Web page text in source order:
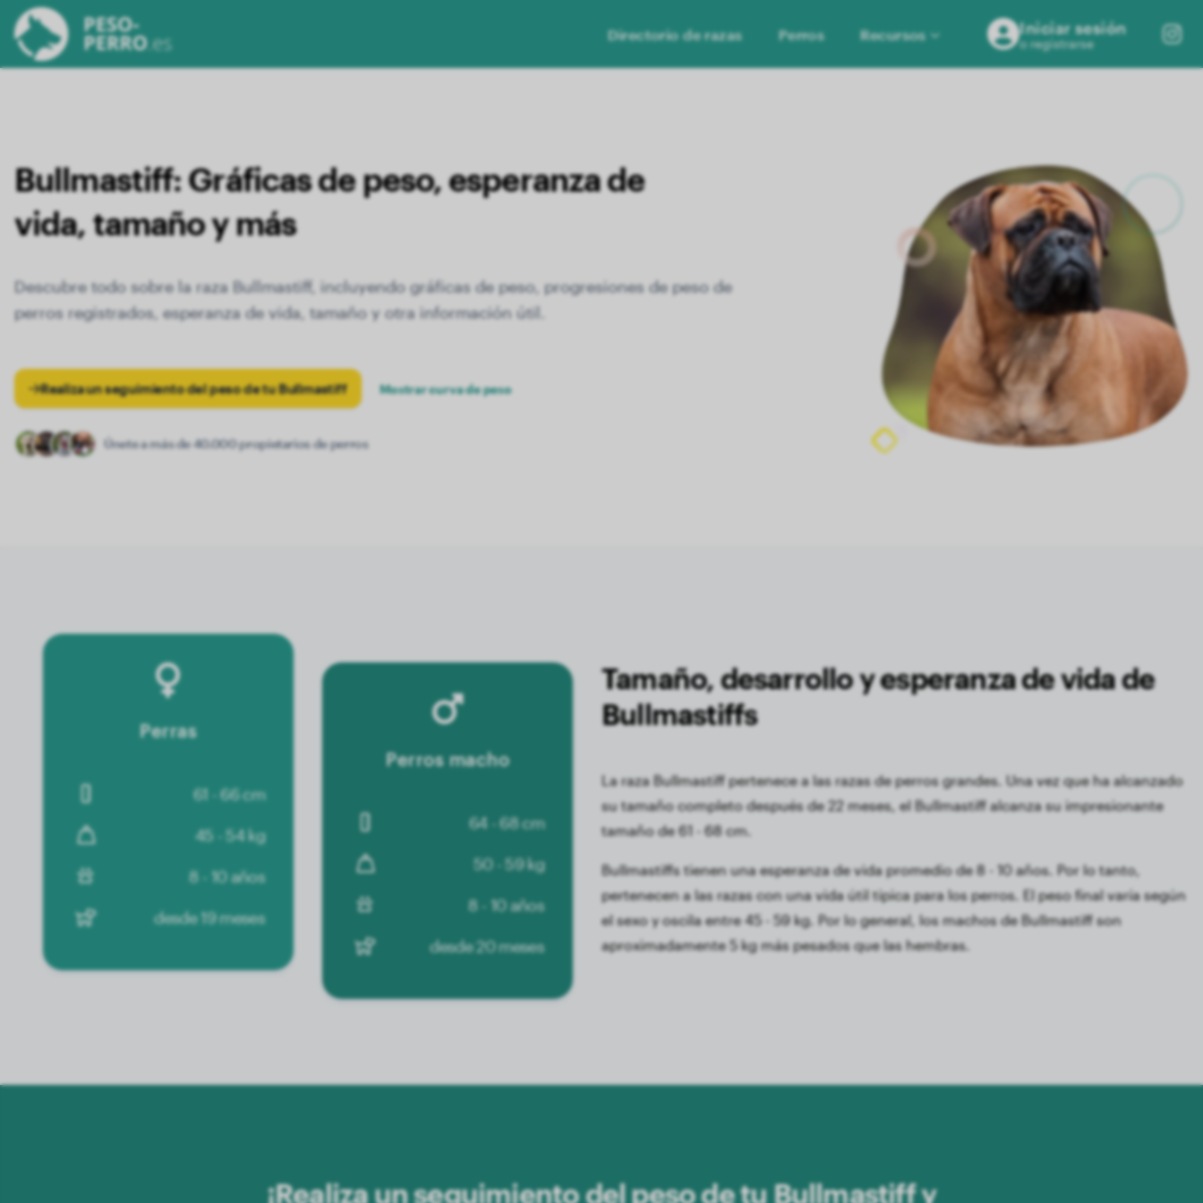
Directorio de razas Perros Recursos Iniciar sesión
o registrarse
Bullmastiff:Gráficas de peso, esperanza de
vida, tamaño y más
Descubre todo sobre la raza Bullmastiff, incluyendo gráficas de peso, progresiones de peso de
perros registrados, esperanza de vida, tamaño y otra información útil.
Realiza un seguimiento del peso de tu Bullmastiff Mostrar curva de peso
Únete a más de 40.000 propietarios de perros
Perras
61 - 66 cm
45 - 54 kg
8 - 10 años
desde 19 meses
Perros macho
64 - 68 cm
50 - 59 kg
8 - 10 años
desde 20 meses
Tamaño, desarrollo y esperanza de vida de
Bullmastiffs
La raza Bullmastiff pertenece a las razas de perros grandes. Una vez que ha alcanzado
su tamaño completo después de 22 meses, el Bullmastiff alcanza su impresionante
tamaño de 61 - 68 cm.
Bullmastiffs tienen una esperanza de vida promedio de 8 - 10 años. Por lo tanto,
pertenecen a las razas con una vida útil típica para los perros. El peso final varía según
el sexo y oscila entre 45 - 59 kg. Por lo general, los machos de Bullmastiff son
aproximadamente 5 kg más pesados que las hembras.
¡Realiza un seguimiento del peso de tu Bullmastiff y